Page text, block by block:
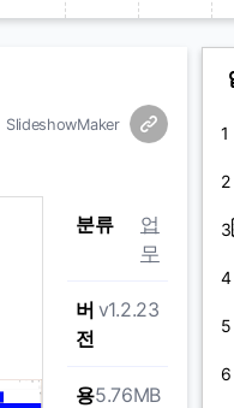
SlideshowMaker
분류
업
무
버
전
v1.2.23
용5.76MB
1
2
3
4
5
6